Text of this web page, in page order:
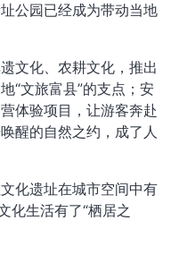
公园已经成为带动当地
文化、农耕文化，推出
“文旅富县”的支点；安
体验项目，让游客奔赴
醒的自然之约，成了人
化遗址在城市空间中有
化生活有了“栖居之